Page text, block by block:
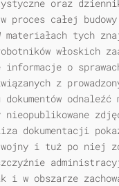
oraz
proces całej
materiałach tych
włoskich
informacje o
z
odnaleźć
dokumentacji
i tuż po niej
i w obszarze